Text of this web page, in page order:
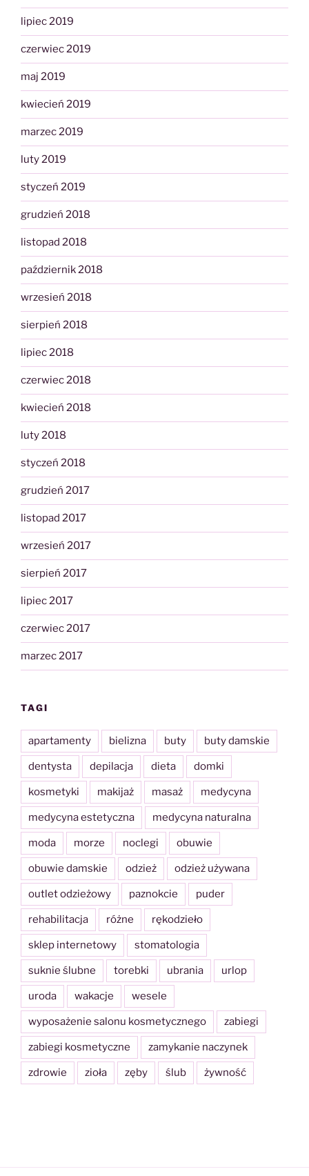
lipiec 2019
czerwiec 2019
maj 2019
kwiecień 2019
marzec 2019
luty 2019
styczeń 2019
grudzień 2018
listopad 2018
październik 2018
wrzesień 2018
sierpień 2018
lipiec 2018
czerwiec 2018
kwiecień 2018
luty 2018
styczeń 2018
grudzień 2017
listopad 2017
wrzesień 2017
sierpień 2017
lipiec 2017
czerwiec 2017
marzec 2017
TAGI
apartamenty bielizna buty buty damskie
dentysta depilacja dieta domki
kosmetyki makijaż masaż medycyna
medycyna estetyczna medycyna naturalna
moda morze noclegi obuwie
obuwie damskie odzież odzież używana
outlet odzieżowy paznokcie puder
rehabilitacja różne rękodzieło
sklep internetowy stomatologia
suknie ślubne torebki ubrania urlop
uroda wakacje wesele
wyposażenie salonu kosmetycznego zabiegi
zabiegi kosmetyczne zamykanie naczynek
zdrowie zioła zęby ślub żywność